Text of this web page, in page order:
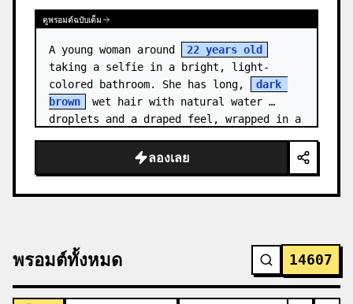
ดูพรอมต์ฉบับเต็ม
A young woman around
22 years old
taking a selfie in a bright, light-
colored bathroom. She has long,
dark
brown
wet hair with natural water
droplets and a draped feel, wrapped in a
ลองเลย
พรอมต์ทั้งหมด 14607